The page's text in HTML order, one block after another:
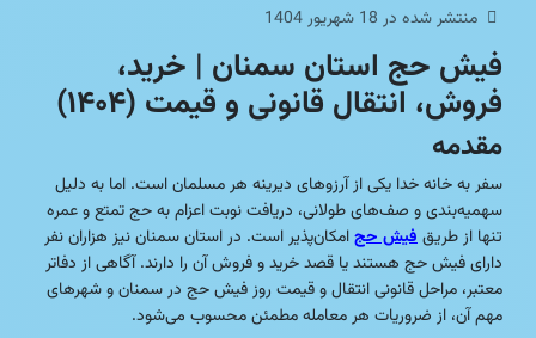
منتشر شده در 18 شهریور 1404
فیش حج استان سمنان | خرید،
فروش، انتقال قانونی و قیمت (۱۴۰۴)
مقدمه
سفر به خانه خدا یکی از آرزوهای دیرینه هر مسلمان است. اما به دلیل
سهمیه‌بندی و صف‌های طولانی، دریافت نوبت اعزام به حج تمتع و عمره
تنها از طریقفیش حجامکان‌پذیر است. در استان سمنان نیز هزاران نفر
دارای فیش حج هستند یا قصد خرید و فروش آن را دارند. آگاهی از دفاتر
معتبر، مراحل قانونی انتقال و قیمت روز فیش حج در سمنان و شهرهای
مهم آن، از ضروریات هر معامله مطمئن محسوب می‌شود.